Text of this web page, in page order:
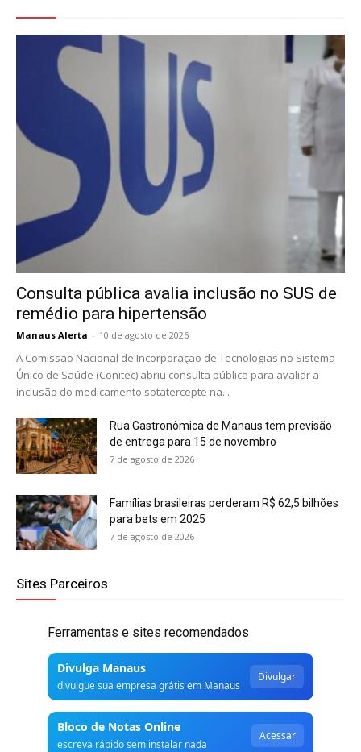
Consulta pública avalia inclusão no SUS de
remédio para hipertensão
Manaus Alerta - 10 de agosto de 2026
A Comissão Nacional de Incorporação de Tecnologias no Sistema
Único de Saúde (Conitec) abriu consulta pública para avaliar a
inclusão do medicamento sotatercepte na...
Rua Gastronômica de Manaus tem previsão
de entrega para 15 de novembro
7 de agosto de 2026
Famílias brasileiras perderam R$ 62,5 bilhões
para bets em 2025
7 de agosto de 2026
Sites Parceiros
Ferramentas e sites recomendados
Divulga Manaus
divulgue sua empresa grátis em Manaus
Divulgar
Bloco de Notas Online
escreva rápido sem instalar nada
Acessar